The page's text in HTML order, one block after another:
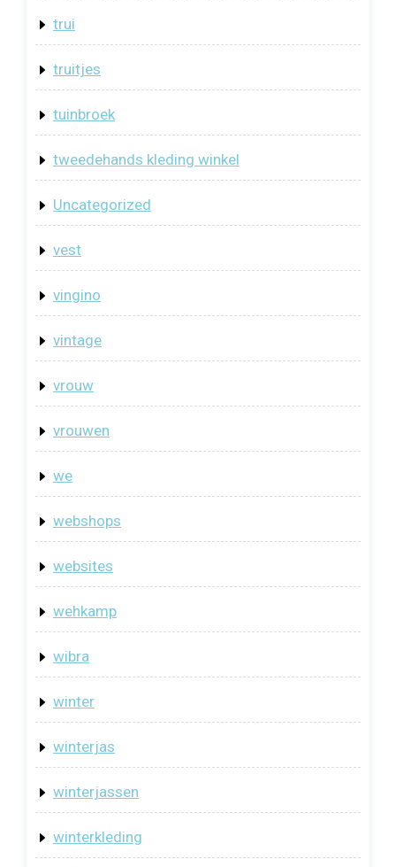
trui
truitjes
tuinbroek
tweedehands kleding winkel
Uncategorized
vest
vingino
vintage
vrouw
vrouwen
we
webshops
websites
wehkamp
wibra
winter
winterjas
winterjassen
winterkleding